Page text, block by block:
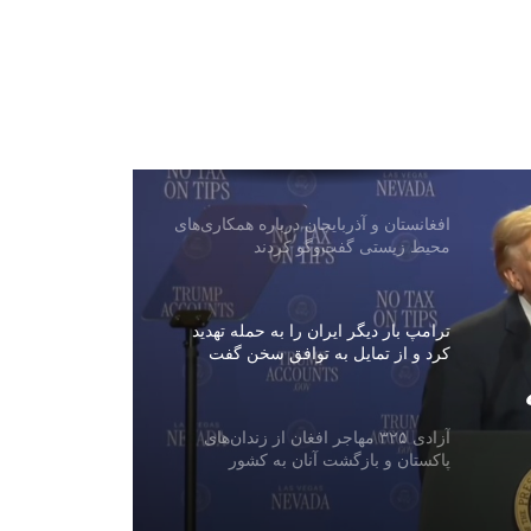
افغانستان و آذربایجان درباره همکاری‌های
محیط زیستی گفت‌وگو کردند
ترامپ بار دیگر ایران را به حمله تهدید
کرد و از تمایل به توافق سخن گفت
آزادی ۳۲۵ مهاجر افغان از زندان‌های
پاکستان و بازگشت آنان به کشور